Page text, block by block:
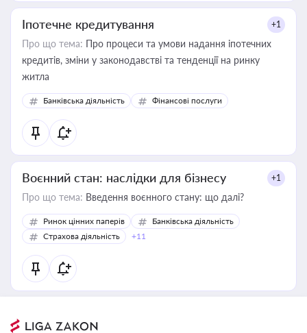
Іпотечне кредитування +1
Про що тема: Про процеси та умови надання іпотечних
кредитів, зміни у законодавстві та тенденції на ринку
житла
Банківська діяльність Фінансові послуги
Воєнний стан: наслідки для бізнесу +1
Про що тема: Введення воєнного стану: що далі?
Ринок цінних паперів
Банківська діяльність
Страхова діяльність
+11